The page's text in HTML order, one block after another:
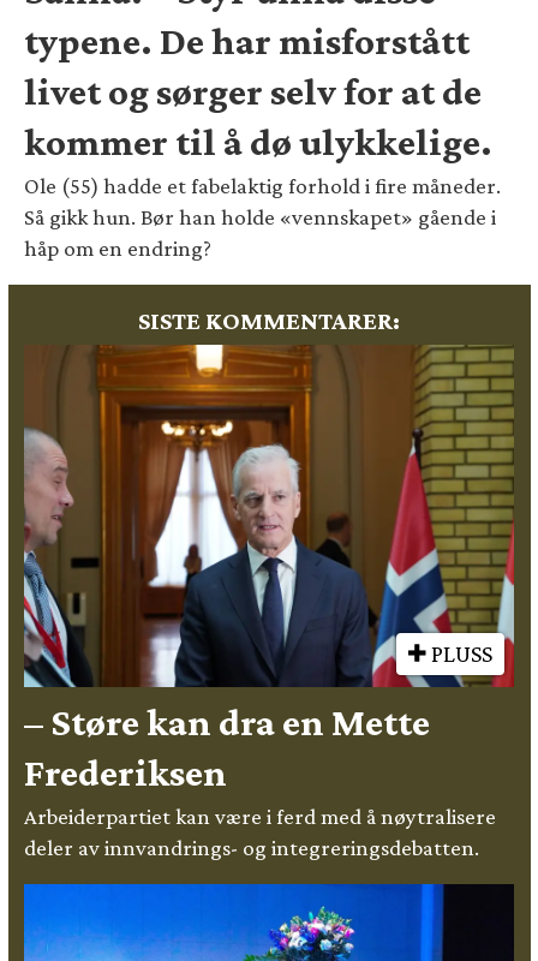
typene. De har misforstått
livet og sørger selv for at de
kommer til å dø ulykkelige.
Ole (55) hadde et fabelaktig forhold i fire måneder.
Så gikk hun. Bør han holde «vennskapet» gående i
håp om en endring?
SISTE KOMMENTARER:
PLUSS
– Støre kan dra en Mette
Frederiksen
Arbeiderpartiet kan være i ferd med å nøytralisere
deler av innvandrings- og integreringsdebatten.